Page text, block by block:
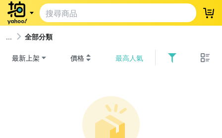
登
全部分類
最新上架 價格 最高人氣